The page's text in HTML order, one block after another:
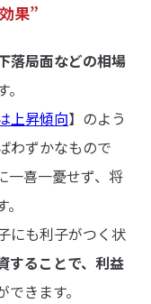
果”
落局面などの相場
上昇傾向】のよう
わずかなもので
一喜一憂せず、将
にも利子がつく状
することで、利益
できます。